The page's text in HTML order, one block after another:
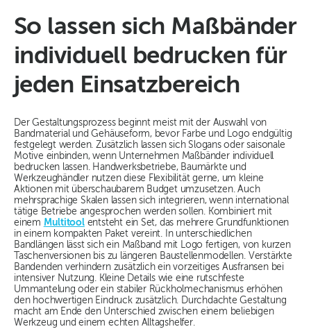
So lassen sich Maßbänder
individuell bedrucken für
jeden Einsatzbereich
Der Gestaltungsprozess beginnt meist mit der Auswahl von
Bandmaterial und Gehäuseform, bevor Farbe und Logo endgültig
festgelegt werden. Zusätzlich lassen sich Slogans oder saisonale
Motive einbinden, wenn Unternehmen Maßbänder individuell
bedrucken lassen. Handwerksbetriebe, Baumärkte und
Werkzeughändler nutzen diese Flexibilität gerne, um kleine
Aktionen mit überschaubarem Budget umzusetzen. Auch
mehrsprachige Skalen lassen sich integrieren, wenn international
tätige Betriebe angesprochen werden sollen. Kombiniert mit
einem Multitoolentsteht ein Set, das mehrere Grundfunktionen
in einem kompakten Paket vereint. In unterschiedlichen
Bandlängen lässt sich ein Maßband mit Logo fertigen, von kurzen
Taschenversionen bis zu längeren Baustellenmodellen. Verstärkte
Bandenden verhindern zusätzlich ein vorzeitiges Ausfransen bei
intensiver Nutzung. Kleine Details wie eine rutschfeste
Ummantelung oder ein stabiler Rückholmechanismus erhöhen
den hochwertigen Eindruck zusätzlich. Durchdachte Gestaltung
macht am Ende den Unterschied zwischen einem beliebigen
Werkzeug und einem echten Alltagshelfer.